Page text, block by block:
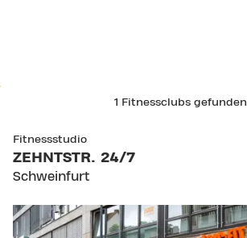
1 Fitnessclubs gefunden
Fitnessstudio
ZEHNTSTR. 24/7
Schweinfurt